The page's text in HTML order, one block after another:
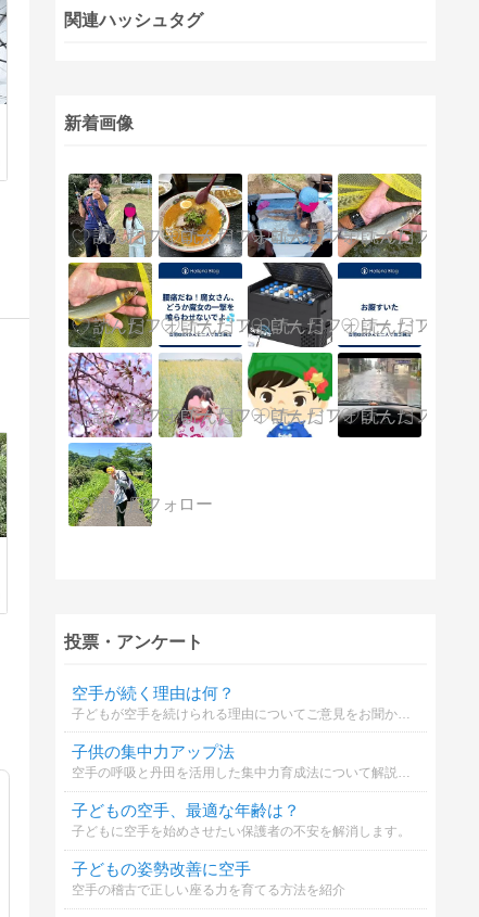
関連ハッシュタグ
新着画像
投票・アンケート
空手が続く理由は何？
子供の集中力アップ法
空手の呼吸と丹田を活用した集中力育成法について解説します。
子どもの空手、最適な年齢は？
子どもに空手を始めさせたい保護者の不安を解消します。
子どもの姿勢改善に空手
空手の稽古で正しい座る力を育てる方法を紹介